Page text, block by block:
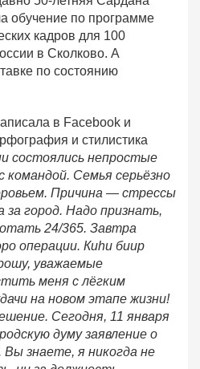
обучение по программе
кадров для 100
в Сколково. А
по состоянию
в Facebook и
и стилистика
состоялись непростые
командой. Семья серьёзно
Причина — стрессы
за город. Надо признать,
24/365. Завтра
операции. Киһи биир
уважаемые
меня с лёгким
на новом этапе жизни!
Сегодня, 11 января
думу заявление о
Вы знаете, я никогда не